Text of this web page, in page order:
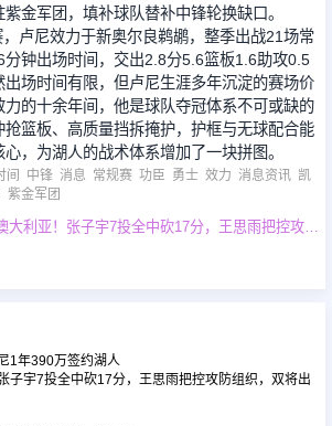
金军团，填补球队替补中锋轮换缺口。
卢尼效力于新奥尔良鹈鹕，整季出战21场常
钟出场时间，交出2.8分5.6篮板1.6助攻0.5
场时间有限，但卢尼生涯多年沉淀的赛场价
的十余年间，他是球队夺冠体系不可或缺的
篮板、高质量挡拆掩护，护框与无球配合能
，为湖人的战术体系增加了一块拼图。
间 中锋 消息 常规赛 功臣 勇士 效力 消息资讯 凯
紫金军团
女篮两分惜败澳大利亚！张子宇7投全中砍17分，王思雨把控攻防组织，双将出手百发百中
1年390万签约湖人
子宇7投全中砍17分，王思雨把控攻防组织，双将出